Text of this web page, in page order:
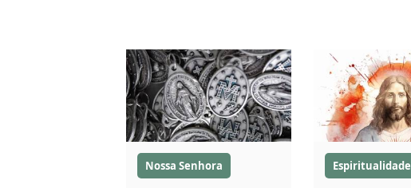
Nossa Senhora Espiritualidade